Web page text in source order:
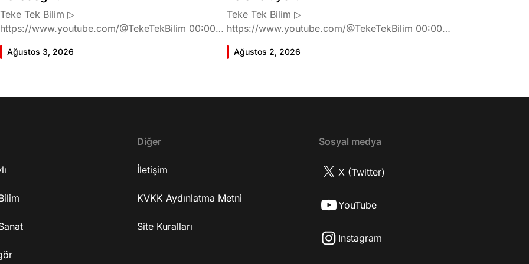
Teke Tek Bilim ▷
https://www.youtube.com/@TekeTekBilim 00:00
Giriş 01:58 Butlan kararı 05:58 Butlan kararı kimin
meselesi? 11:32 Kılıçdaroğlu bu günlerin sinyalini
30:09 AK Parti'ye geçişlerin duracağının garantisi
Yargıtay kararından eminken neden partiden
Seçim güvenliğini nasıl sağlayacak? 1:06:25 Ekrem
Özgür Özel'in fezlekeleri ve dokunulmazlığın
bakıyor? 1:18:30 Terörsüz Türkiye süreci 1:25:48
operasyonlar 1:34:19 Bağışların sürmesi için
Ağustos 3, 2026
Teke Tek Bilim ▷
https://www.youtube.com/@TekeTekBilim 00:00
Giriş 02:46 Biran Damla Yılmaz dizi teklifi
geldiğinde neler hissetti? 05:41 Oynadığı role nasıl
neler kattı? 17:52 İlhan Şen, ayakkabı eleştirisinden
mi? 22:22 Biran Damla Yılmaz nereli, nasıl bir
etkiliyor mu? 30:18 Mert Doğan'ın oyunculuk
serüveni nasıl başladı? 35:47 Aziz Yıldırım
mühendis olduğu için mühendisliği seçtiği doğru
38:55 Urfa'da nasıl fit kalmayı başarıyor? 41:28
Ağustos 2, 2026
Diğer
İletişim
KVKK Aydınlatma Metni
Site Kuralları
Sosyal medya
X (Twitter)
YouTube
Instagram